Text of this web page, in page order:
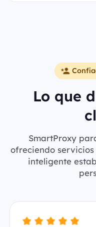
Lo que
SmartProxy
ofreciendo
inteligente